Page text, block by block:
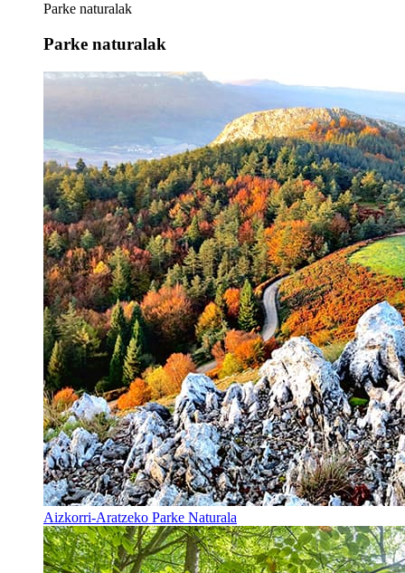
Parke naturalak
Parke naturalak
Aizkorri-Aratzeko Parke Naturala